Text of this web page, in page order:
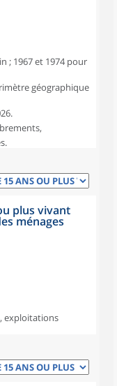
; 1967 et 1974 pour
géographique
plus vivant
ménages
exploitations